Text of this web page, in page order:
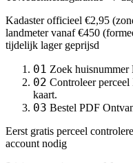
Kadaster officieel €2,95
landmetervanaf €450
tijdelijk lager geprijsd
01 Zoek huisnummer
02 Controleer perceel
kaart.
03 Bestel PDF
Eerst gratis perceel
account nodig